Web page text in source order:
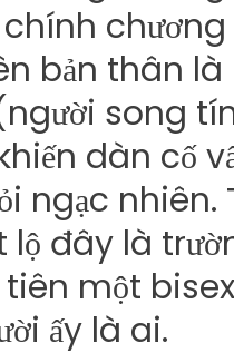
chính
bản thân là
song
dàn cố
ngạc nhiên.
lộ đây là
một
ấy là ai.